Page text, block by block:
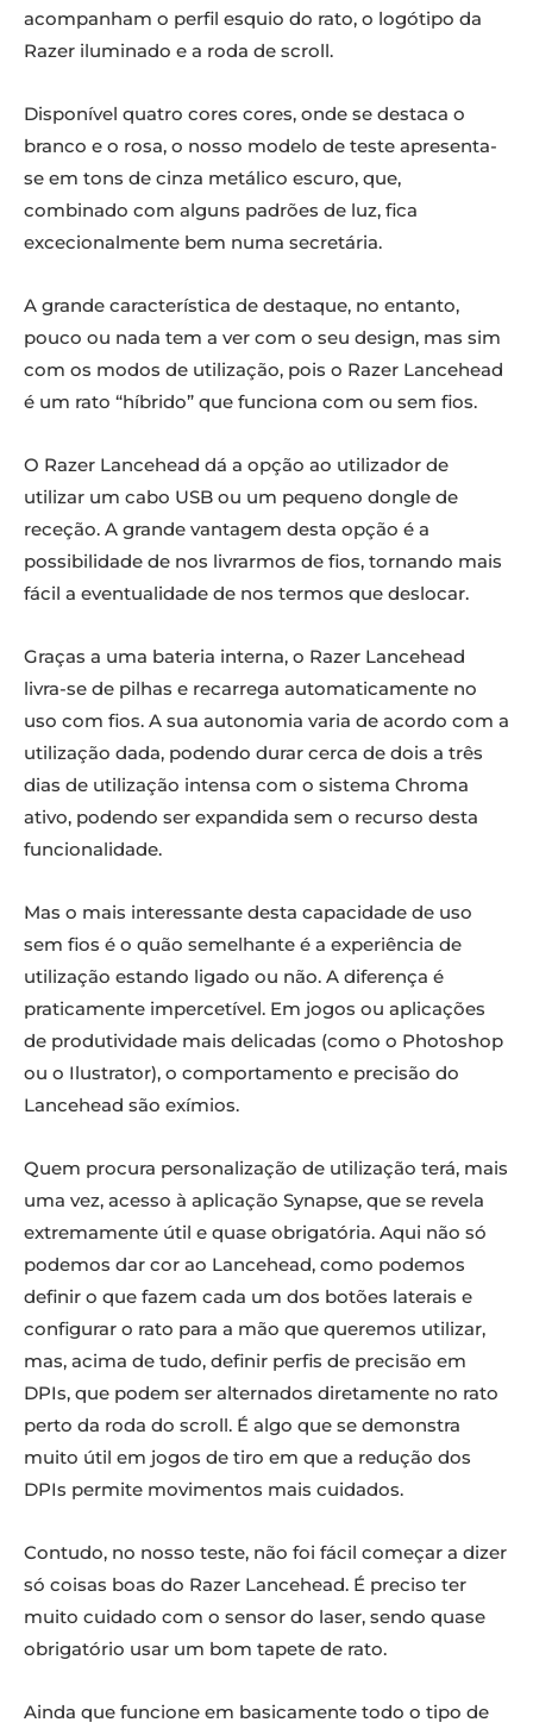
acompanham o perfil esquio do rato, o logótipo da
Razer iluminado e a roda de scroll.
Disponível quatro cores cores, onde se destaca o
branco e o rosa, o nosso modelo de teste apresenta-
se em tons de cinza metálico escuro, que,
combinado com alguns padrões de luz, fica
excecionalmente bem numa secretária.
A grande característica de destaque, no entanto,
pouco ou nada tem a ver com o seu design, mas sim
com os modos de utilização, pois o Razer Lancehead
é um rato “híbrido” que funciona com ou sem fios.
O Razer Lancehead dá a opção ao utilizador de
utilizar um cabo USB ou um pequeno dongle de
receção. A grande vantagem desta opção é a
possibilidade de nos livrarmos de fios, tornando mais
fácil a eventualidade de nos termos que deslocar.
Graças a uma bateria interna, o Razer Lancehead
livra-se de pilhas e recarrega automaticamente no
uso com fios. A sua autonomia varia de acordo com a
utilização dada, podendo durar cerca de dois a três
dias de utilização intensa com o sistema Chroma
ativo, podendo ser expandida sem o recurso desta
funcionalidade.
Mas o mais interessante desta capacidade de uso
sem fios é o quão semelhante é a experiência de
utilização estando ligado ou não. A diferença é
praticamente impercetível. Em jogos ou aplicações
de produtividade mais delicadas (como o Photoshop
ou o Ilustrator), o comportamento e precisão do
Lancehead são exímios.
Quem procura personalização de utilização terá, mais
uma vez, acesso à aplicação Synapse, que se revela
extremamente útil e quase obrigatória. Aqui não só
podemos dar cor ao Lancehead, como podemos
definir o que fazem cada um dos botões laterais e
configurar o rato para a mão que queremos utilizar,
mas, acima de tudo, definir perfis de precisão em
DPIs, que podem ser alternados diretamente no rato
perto da roda do scroll. É algo que se demonstra
muito útil em jogos de tiro em que a redução dos
DPIs permite movimentos mais cuidados.
Contudo, no nosso teste, não foi fácil começar a dizer
só coisas boas do Razer Lancehead. É preciso ter
muito cuidado com o sensor do laser, sendo quase
obrigatório usar um bom tapete de rato.
Ainda que funcione em basicamente todo o tipo de